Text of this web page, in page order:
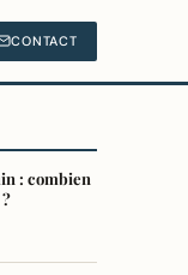
CONTACT
: combien